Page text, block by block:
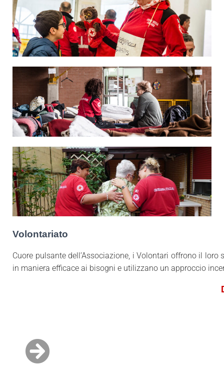
Volontariato
Cuore pulsante dell’Associazione, i Volontari offrono il
in maniera efficace ai bisogni e utilizzano un approccio